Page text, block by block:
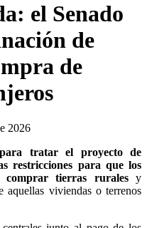
el Senado
de
de
2026
tratar el proyecto de
restricciones para que los
comprar tierras rurales y
aquellas viviendas o terrenos